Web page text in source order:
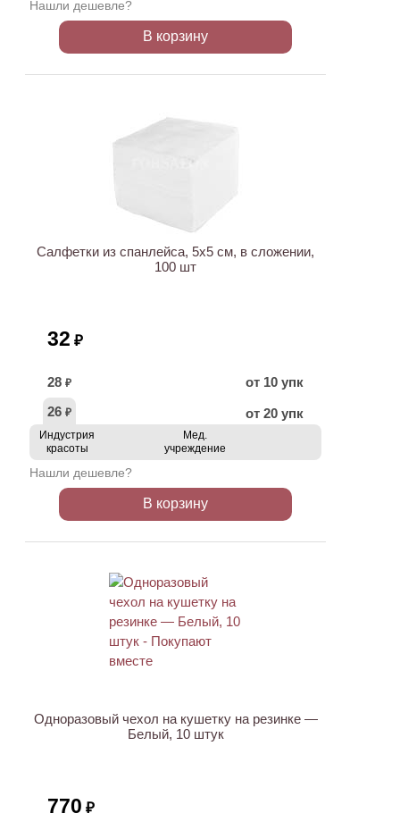
Нашли дешевле?
В корзину
Салфетки из спанлейса, 5х5 см, в сложении,
100 шт
32 ₽
28 ₽
от 10 упк
26 ₽ от 20 упк
Индустрия
красоты
Мед.
учреждение
Нашли дешевле?
В корзину
Одноразовый чехол на кушетку на резинке —
Белый, 10 штук
770 ₽